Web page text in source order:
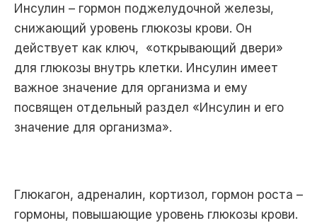
Инсулин – гормон поджелудочной железы,
снижающий уровень глюкозы крови. Он
действует как ключ, «открывающий двери»
для глюкозы внутрь клетки. Инсулин имеет
важное значение для организма и ему
посвящен отдельный раздел «Инсулин и его
значение для организма».
Глюкагон, адреналин, кортизол, гормон роста –
гормоны, повышающие уровень глюкозы крови.